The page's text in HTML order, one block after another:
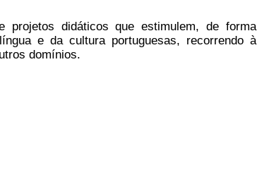
projetos didáticos que estimulem, de forma
e da cultura portuguesas, recorrendo à
domínios.